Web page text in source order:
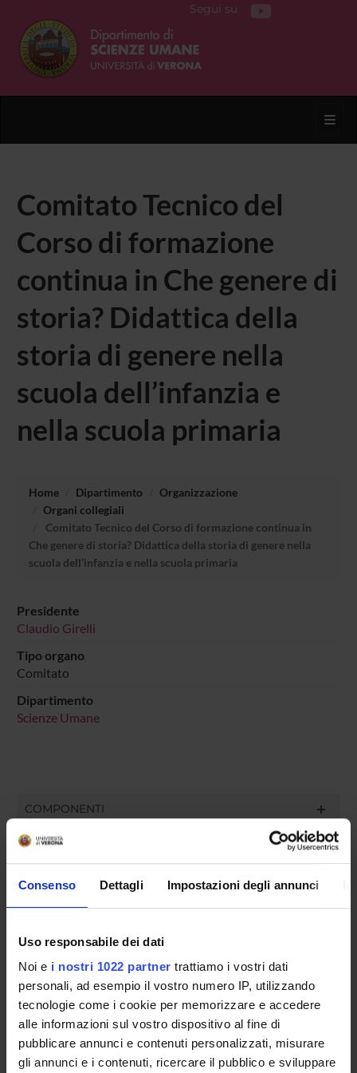
Consenso Dettagli Impostazioni degli annunci
Uso responsabile dei dati
Noi e i nostri 1022 partner trattiamo i vostri dati
personali, ad esempio il vostro numero IP, utilizzando
tecnologie come i cookie per memorizzare e accedere
alle informazioni sul vostro dispositivo al fine di
pubblicare annunci e contenuti personalizzati, misurare
gli annunci e i contenuti, ricercare il pubblico e sviluppare
Segui su
Comitato Tecnico del
Corso di formazione
continua in Che genere di
storia? Didattica della
storia di genere nella
scuola dell’infanzia e
nella scuola primaria
Home Dipartimento
Organizzazione
Organi collegiali
Comitato Tecnico del Corso di formazione continua in
Che genere di storia? Didattica della storia di genere nella
scuola dell’infanzia e nella scuola primaria
Presidente
Claudio Girelli
Tipo organo
Comitato
Dipartimento
Scienze Umane
COMPONENTI
Roberta Silva
ORGANIZZAZIONE